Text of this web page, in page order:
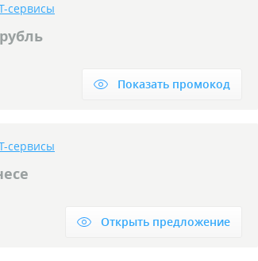
сервисы
Показать промокод
сервисы
Открыть предложение